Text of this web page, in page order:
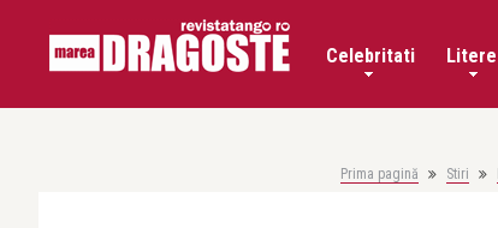
Celebritati Litere
Prima pagină Stiri